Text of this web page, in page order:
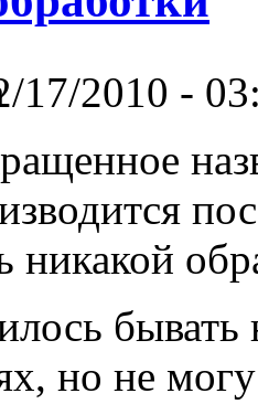
17/2010 -
никакой
бывать
но не